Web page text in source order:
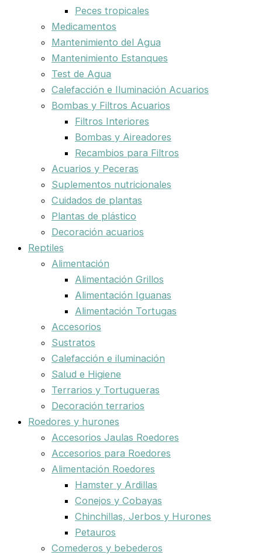
Peces tropicales
Medicamentos
Mantenimiento del Agua
Mantenimiento Estanques
Test de Agua
Calefacción e Iluminación Acuarios
Bombas y Filtros Acuarios
Filtros Interiores
Bombas y Aireadores
Recambios para Filtros
Acuarios y Peceras
Suplementos nutricionales
Cuidados de plantas
Plantas de plástico
Decoración acuarios
Reptiles
Alimentación
Alimentación Grillos
Alimentación Iguanas
Alimentación Tortugas
Accesorios
Sustratos
Calefacción e iluminación
Salud e Higiene
Terrarios y Tortugueras
Decoración terrarios
Roedores y hurones
Accesorios Jaulas Roedores
Accesorios para Roedores
Alimentación Roedores
Hamster y Ardillas
Conejos y Cobayas
Chinchillas, Jerbos y Hurones
Petauros
Comederos y bebederos